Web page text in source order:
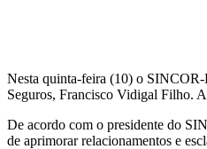
Nesta quinta-feira (10) o SINCOR-
Seguros, Francisco Vidigal Filho.
De acordo com o presidente do
de aprimorar relacionamentos e